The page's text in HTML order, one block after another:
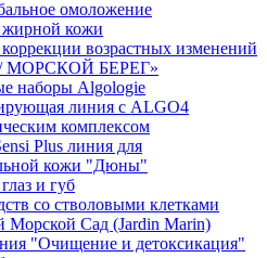
омоложение
кожи
возрастных изменений
/ МОРСКОЙ БЕРЕГ»
наборы Algologie
линия с ALGO4
комплексом
Plus линия для
кожи "Дюны"
и губ
со стволовыми клетками
Морской Сад (Jardin Marin)
"Очищение и детоксикация"